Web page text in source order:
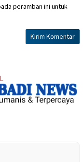
peramban ini untuk